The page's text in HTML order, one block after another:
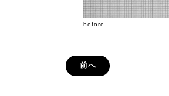
before
前へ